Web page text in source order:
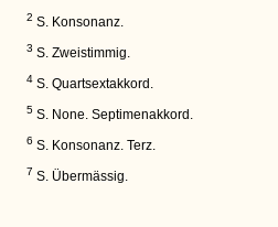
2 S. Konsonanz.
3 S. Zweistimmig.
4 S. Quartsextakkord.
5 S. None. Septimenakkord.
6 S. Konsonanz. Terz.
7 S. Übermässig.